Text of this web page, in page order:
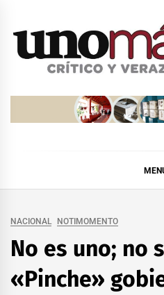
NACIONAL NOTIMOMENTO
No es uno; no
«Pinche»